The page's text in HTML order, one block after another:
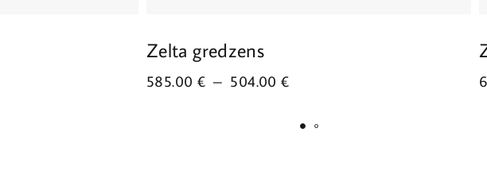
Zelta gredzens
504.00€
–
585.00 €